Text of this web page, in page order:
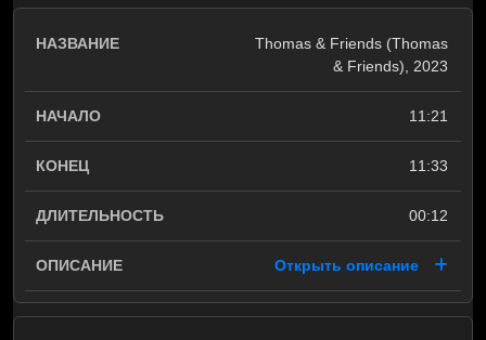
Thomas & Friends (Thomas
& Friends), 2023
11:21
11:33
00:12
Открыть описание